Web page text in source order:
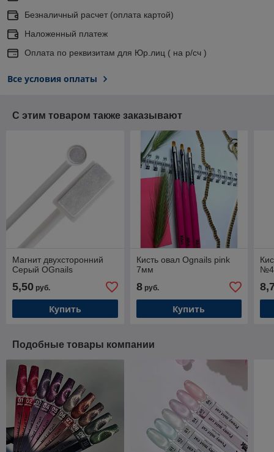
Безналичный расчет (оплата картой)
Наложенный платеж
Оплата по реквизитам для Юр.лиц ( на р/сч )
Все условия оплаты
С этим товаром также заказывают
Магнит двухсторонний
Серый OGnails
5,50 руб.
Купить
Кисть овал Ognails pink
7мм
8руб.
Купить
№4
Подобные товары компании